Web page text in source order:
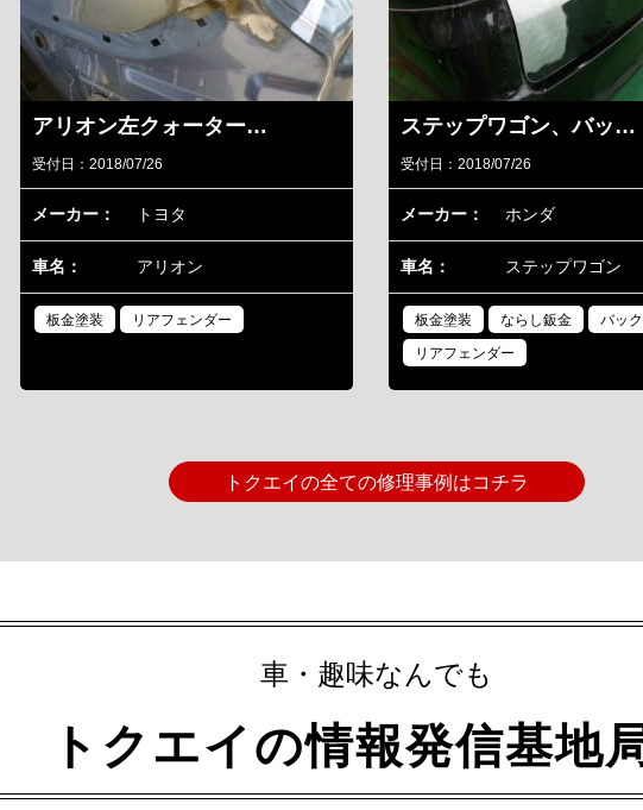
アリオン左クォーター…
受付日：2018/07/26
メーカー： トヨタ
車名： アリオン
板金塗装 リアフェンダー
ステップワゴン、バッ…
受付日：2018/07/26
メーカー： ホンダ
車名： ステップワゴン
板金塗装 ならし鈑金
バッ
リアフェンダー
トクエイの全ての修理事例はコチラ
車・趣味なんでも
トクエイの情報発信基地